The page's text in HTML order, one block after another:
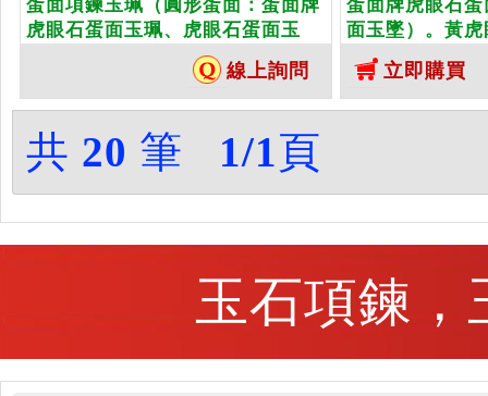
虎眼石蛋面玉珮、虎眼石蛋面玉
墜）。黃虎眼石蛋面，EG045。客
製化訂做各種虎眼石蛋面吊墜玉珮
項鍊。★東方翡翠寶石保證卡
線上詢問
面玉墜）。黃
EG049。客製
面吊墜玉珮項
保證卡
立即購買
共 20 筆 1/1頁
玉石項鍊